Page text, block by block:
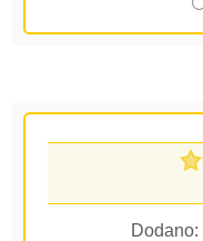
Dodano: